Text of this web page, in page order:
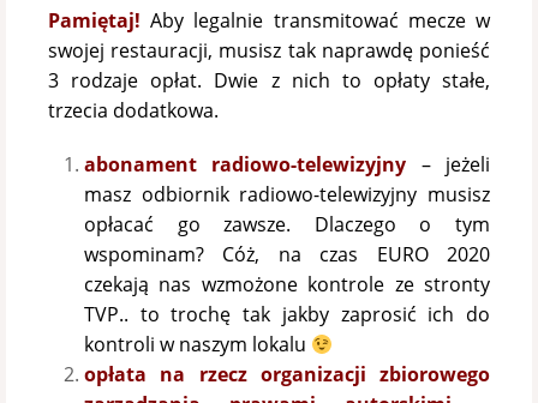
Pamiętaj! Aby legalnie transmitować mecze w
swojej restauracji, musisz tak naprawdę ponieść
3 rodzaje opłat. Dwie z nich to opłaty stałe,
trzecia dodatkowa.
abonament radiowo-telewizyjny – jeżeli
masz odbiornik radiowo-telewizyjny musisz
opłacać go zawsze. Dlaczego o tym
wspominam? Cóż, na czas EURO 2020
czekają nas wzmożone kontrole ze stronty
TVP.. to trochę tak jakby zaprosić ich do
kontroli w naszym lokalu
opłata na rzecz organizacji zbiorowego